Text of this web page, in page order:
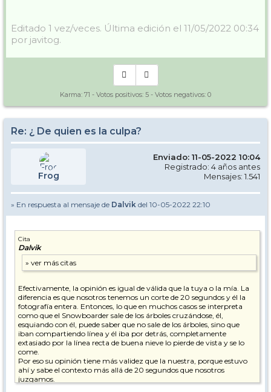
Editado 1 vez/veces. Última edición el 11/05/2022 00:34
por javitog.
Karma: 71 - Votos positivos: 5 - Votos negativos: 0
Re: ¿ De quien es la culpa?
Frog
Enviado: 11-05-2022 10:04
Registrado: 4 años antes
Mensajes: 1.541
» En respuesta al mensaje de Dalvik del 10-05-2022 22:10
Cita
Dalvik
Efectivamente, la opinión es igual de válida que la tuya o la mía. La
diferencia es que nosotros tenemos un corte de 20 segundos y él la
fotografía entera. Entonces, lo que en muchos casos se interpreta
como que el Snowboarder sale de los árboles cruzándose, él,
esquiando con él, puede saber que no sale de los árboles, sino que
iban compartiendo línea y él iba por detrás, completamente
extasiado por la línea recta de buena nieve lo pierde de vista y se lo
come.
Por eso su opinión tiene más validez que la nuestra, porque estuvo
ahí y sabe el contexto más allá de 20 segundos que nosotros
juzgamos.